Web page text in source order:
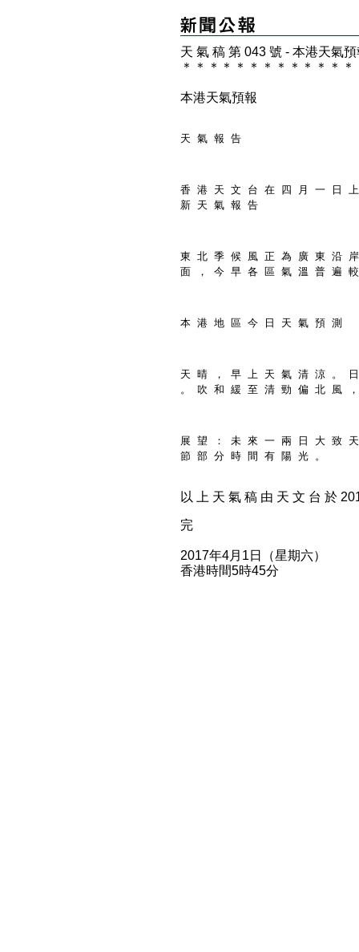
天 氣 稿 第 043 號 - 本港天氣
＊
＊ ＊ ＊ ＊ ＊ ＊ ＊ ＊ ＊ ＊ ＊ ＊
本港天氣預報
天 氣 報 告
香 港 天 文 台 在 四 月 一 日
新 天 氣 報 告
東 北 季 候 風 正 為 廣 東 沿
面 ， 今 早 各 區 氣 溫 普 遍
本 港 地 區 今 日 天 氣 預 測
天 晴 ， 早 上 天 氣 清 涼 。
。 吹 和 緩 至 清 勁 偏 北 風
展 望 ： 未 來 一 兩 日 大 致
節 部 分 時 間 有 陽 光 。
以 上 天 氣 稿 由 天 文 台 於
完
2017年4月1日（星期六）
香港時間5時45分